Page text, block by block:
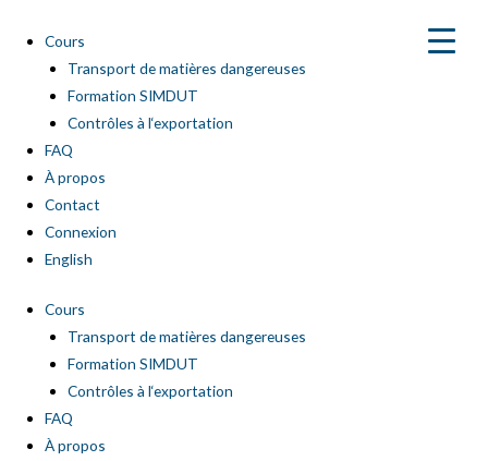
contenu
Cours
Transport de matières dangereuses
Formation SIMDUT
Contrôles à l‘exportation
FAQ
À propos
Contact
Connexion
English
Cours
Transport de matières dangereuses
Formation SIMDUT
Contrôles à l‘exportation
FAQ
À propos